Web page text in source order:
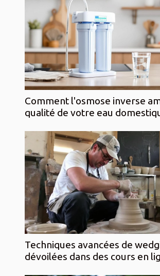
Comment l'osmose inverse
qualité de votre eau
Techniques avancées de
dévoilées dans des cours en